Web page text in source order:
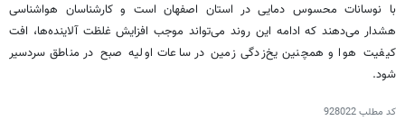
با نوسانات محسوس دمایی در استان اصفهان است و کارشناسان هواشناسی
هشدار می‌دهند که ادامه این روند می‌تواند موجب افزایش غلظت آلاینده‌ها، افت
کیفیت هوا و همچنین یخ‌زدگی زمین در ساعات اولیه صبح در مناطق سردسیر
شود.
کد مطلب928022